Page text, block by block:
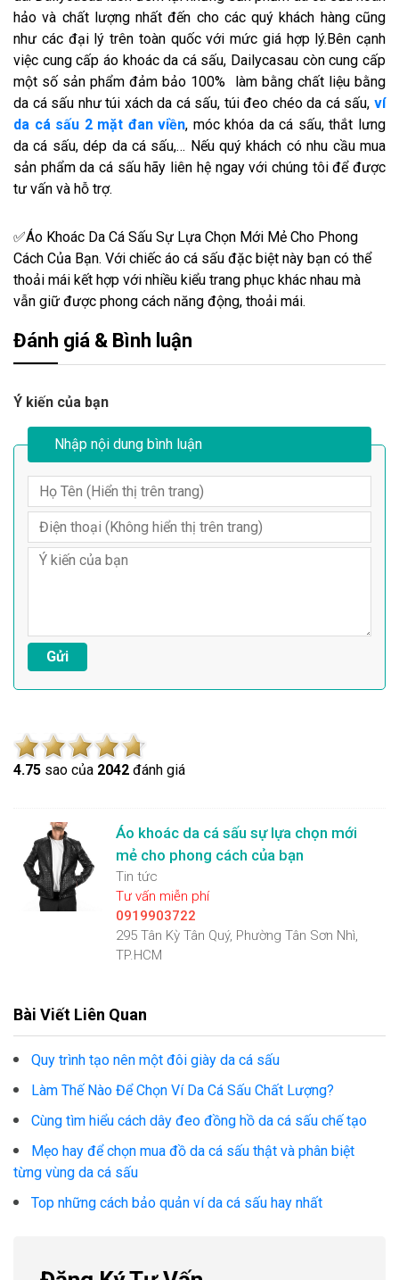
hảo và chất lượng nhất đến cho các quý khách hàng cũng
như các đại lý trên toàn quốc với mức giá hợp lý.Bên cạnh
việc cung cấp áo khoác da cá sấu, Dailycasau còn cung cấp
một số sản phẩm đảm bảo 100% làm bằng chất liệu bằng
da cá sấu như túi xách da cá sấu, túi đeo chéo da cá sấu, ví
da cá sấu 2 mặt đan viền, móc khóa da cá sấu, thắt lưng
da cá sấu, dép da cá sấu,… Nếu quý khách có nhu cầu mua
sản phẩm da cá sấu hãy liên hệ ngay với chúng tôi để được
tư vấn và hỗ trợ.
✅Áo Khoác Da Cá Sấu Sự Lựa Chọn Mới Mẻ Cho Phong
Cách Của Bạn. Với chiếc áo cá sấu đặc biệt này bạn có thể
thoải mái kết hợp với nhiều kiểu trang phục khác nhau mà
vẫn giữ được phong cách năng động, thoải mái.
Đánh giá & Bình luận
Ý kiến của bạn
Nhập nội dung bình luận
4.75 sao của 2042 đánh giá
Áo khoác da cá sấu sự lựa chọn mới
mẻ cho phong cách của bạn
Tin tức
Tư vấn miễn phí
0919903722
295 Tân Kỳ Tân Quý, Phường Tân Sơn Nhì,
TP.HCM
Bài Viết Liên Quan
Quy trình tạo nên một đôi giày da cá sấu
Làm Thế Nào Để Chọn Ví Da Cá Sấu Chất Lượng?
Cùng tìm hiểu cách dây đeo đồng hồ da cá sấu chế tạo
Mẹo hay để chọn mua đồ da cá sấu thật và phân biệt
từng vùng da cá sấu
Top những cách bảo quản ví da cá sấu hay nhất